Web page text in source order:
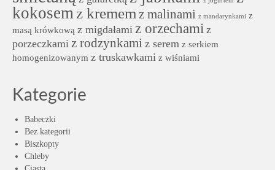
kokosemz kremem z malinami z mandarynkami z
masą krówkową z migdałami z orzechami z
porzeczkami z rodzynkami z serem z serkiem
homogenizowanym z truskawkami z wiśniami
Kategorie
Babeczki
Bez kategorii
Biszkopty
Chleby